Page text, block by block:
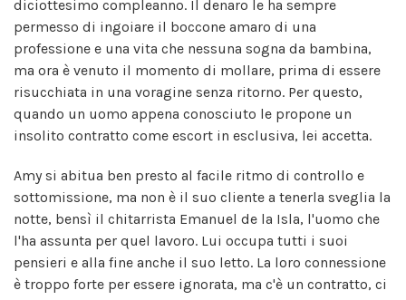
diciottesimo compleanno. Il denaro le ha sempre
permesso di ingoiare il boccone amaro di una
professione e una vita che nessuna sogna da bambina,
ma ora è venuto il momento di mollare, prima di essere
risucchiata in una voragine senza ritorno. Per questo,
quando un uomo appena conosciuto le propone un
insolito contratto come escort in esclusiva, lei accetta.
Amy si abitua ben presto al facile ritmo di controllo e
sottomissione, ma non è il suo cliente a tenerla sveglia la
notte, bensì il chitarrista Emanuel de la Isla, l'uomo che
l'ha assunta per quel lavoro. Lui occupa tutti i suoi
pensieri e alla fine anche il suo letto. La loro connessione
è troppo forte per essere ignorata, ma c'è un contratto, ci